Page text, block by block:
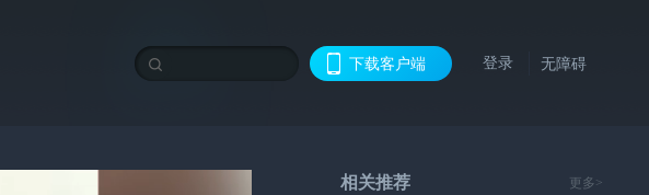
下载客户端 登录 无障碍
相关推荐 更多>